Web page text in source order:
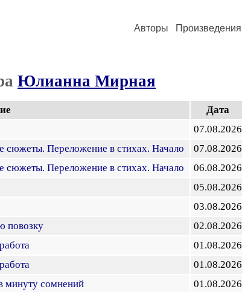
Авторы Произведения
Юлианна Мирная
Дата
07.08.2026
сюжеты. Переложение в стихах. Начало 07.08.2026
сюжеты. Переложение в стихах. Начало 06.08.2026
05.08.2026
03.08.2026
повозку 02.08.2026
01.08.2026
01.08.2026
минуту сомнений 01.08.2026